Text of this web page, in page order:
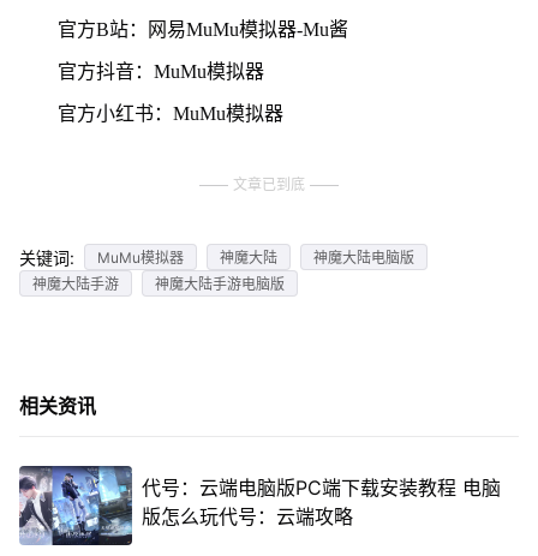
官方B站：网易MuMu模拟器-Mu酱
官方抖音：MuMu模拟器
官方小红书：MuMu模拟器
文章已到底
关键词: MuMu模拟器 神魔大陆
神魔大陆电脑版
神魔大陆手游
神魔大陆手游电脑版
相关资讯
代号：云端电脑版PC端下载安装教程 电脑
版怎么玩代号：云端攻略